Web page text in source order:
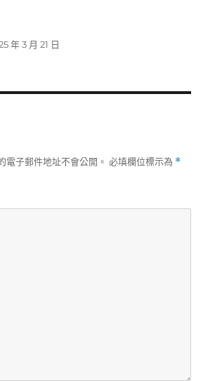
年 3 月 21 日
電子郵件地址不會公開。 必填欄位標示為 *